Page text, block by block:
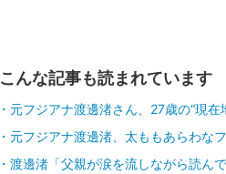
こんな記事も読まれています
元フジアナ渡邊渚さん、27歳の“現
元フジアナ渡邊渚、太ももあらわな
渡邊渚「父親が涙を流しながら読ん